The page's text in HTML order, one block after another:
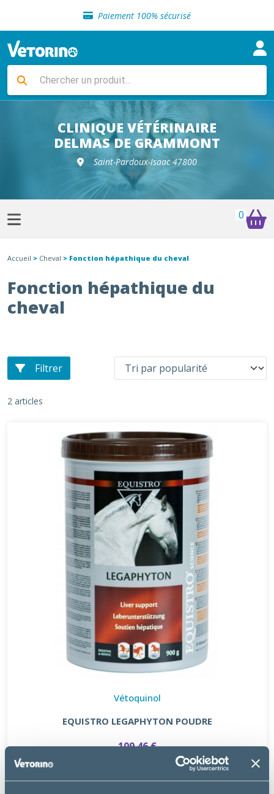
Paiement 100% sécurisé
Livraison gratuite en clinique vétérinaire
Sélection de croquettes vétérinaire
Livraison gratuite en clinique vétérinaire
Retour gratuit en clinique
Sélection de croquettes vétérinaire
CLINIQUE VÉTÉRINAIRE
DELMAS DE GRAMMONT
Saint-Pardoux-Isaac 47800
0
Accueil > Cheval > Fonction hépathique du cheval
Fonction hépathique du
cheval
Filtrer
2 articles
Vétoquinol
EQUISTRO LEGAPHYTON POUDRE
109.46 €